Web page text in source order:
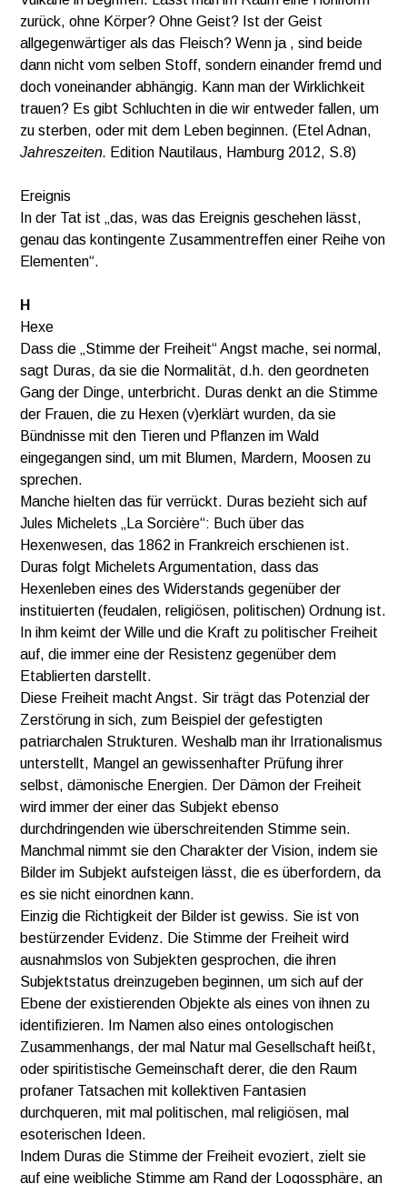
zurück, ohne Körper? Ohne Geist? Ist der Geist
allgegenwärtiger als das Fleisch? Wenn ja , sind beide
dann nicht vom selben Stoff, sondern einander fremd und
doch voneinander abhängig. Kann man der Wirklichkeit
trauen? Es gibt Schluchten in die wir entweder fallen, um
zu sterben, oder mit dem Leben beginnen. (Etel Adnan,
Jahreszeiten. Edition Nautilaus, Hamburg 2012, S.8)
Ereignis
In der Tat ist „das, was das Ereignis geschehen lässt,
genau das kontingente Zusammentreffen einer Reihe von
Elementen“.
H
Hexe
Dass die „Stimme der Freiheit“ Angst mache, sei normal,
sagt Duras, da sie die Normalität, d.h. den geordneten
Gang der Dinge, unterbricht. Duras denkt an die Stimme
der Frauen, die zu Hexen (v)erklärt wurden, da sie
Bündnisse mit den Tieren und Pflanzen im Wald
eingegangen sind, um mit Blumen, Mardern, Moosen zu
sprechen.
Manche hielten das für verrückt. Duras bezieht sich auf
Jules Michelets „La Sorcière“: Buch über das
Hexenwesen, das 1862 in Frankreich erschienen ist.
Duras folgt Michelets Argumentation, dass das
Hexenleben eines des Widerstands gegenüber der
instituierten (feudalen, religiösen, politischen) Ordnung ist.
In ihm keimt der Wille und die Kraft zu politischer Freiheit
auf, die immer eine der Resistenz gegenüber dem
Etablierten darstellt.
Diese Freiheit macht Angst. Sir trägt das Potenzial der
Zerstörung in sich, zum Beispiel der gefestigten
patriarchalen Strukturen. Weshalb man ihr Irrationalismus
unterstellt, Mangel an gewissenhafter Prüfung ihrer
selbst, dämonische Energien. Der Dämon der Freiheit
wird immer der einer das Subjekt ebenso
durchdringenden wie überschreitenden Stimme sein.
Manchmal nimmt sie den Charakter der Vision, indem sie
Bilder im Subjekt aufsteigen lässt, die es überfordern, da
es sie nicht einordnen kann.
Einzig die Richtigkeit der Bilder ist gewiss. Sie ist von
bestürzender Evidenz. Die Stimme der Freiheit wird
ausnahmslos von Subjekten gesprochen, die ihren
Subjektstatus dreinzugeben beginnen, um sich auf der
Ebene der existierenden Objekte als eines von ihnen zu
identifizieren. Im Namen also eines ontologischen
Zusammenhangs, der mal Natur mal Gesellschaft heißt,
oder spiritistische Gemeinschaft derer, die den Raum
profaner Tatsachen mit kollektiven Fantasien
durchqueren, mit mal politischen, mal religiösen, mal
esoterischen Ideen.
Indem Duras die Stimme der Freiheit evoziert, zielt sie
auf eine weibliche Stimme am Rand der Logossphäre, an